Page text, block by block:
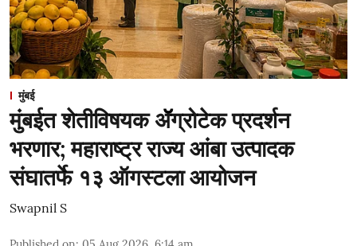
मुंबई
मुंबईत शेतीविषयक ॲॅग्रोटेक प्रदर्शन
भरणार; महाराष्ट्र राज्य आंबा उत्पादक
संघातर्फे १३ ऑगस्टला आयोजन
Swapnil S